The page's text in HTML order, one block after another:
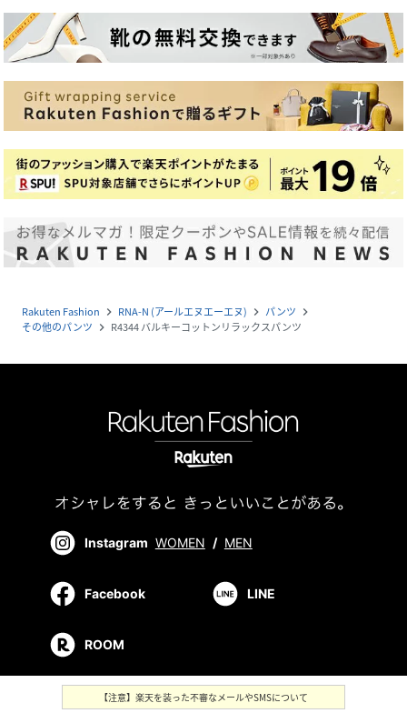
Rakuten Fashion navigate_next RNA-N (アールエヌエーエヌ) navigate_next パンツ navigate_next
その他のパンツ navigate_next R4344 バルキーコットンリラックスパンツ
Instagram WOMEN / MEN
Facebook LINE
ROOM
【注意】楽天を装った不審なメールやSMSについて